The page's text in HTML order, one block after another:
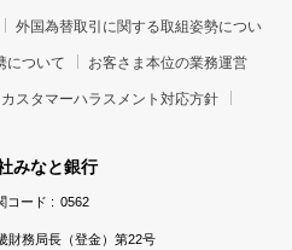
外国為替取引に関する取組姿勢につい
について お客さま本位の業務運営
カスタマーハラスメント対応方針
みなと銀行
コード : 0562
財務局長（登金）第22号